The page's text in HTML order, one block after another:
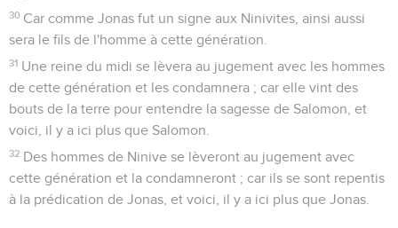
30 Car comme Jonas fut un signe aux Ninivites, ainsi aussi
sera le fils de l'homme à cette génération.
31 Une reine du midi se lèvera au jugement avec les hommes
de cette génération et les condamnera ; car elle vint des
bouts de la terre pour entendre la sagesse de Salomon, et
voici, il y a ici plus que Salomon.
32 Des hommes de Ninive se lèveront au jugement avec
cette génération et la condamneront ; car ils se sont repentis
à la prédication de Jonas, et voici, il y a ici plus que Jonas.